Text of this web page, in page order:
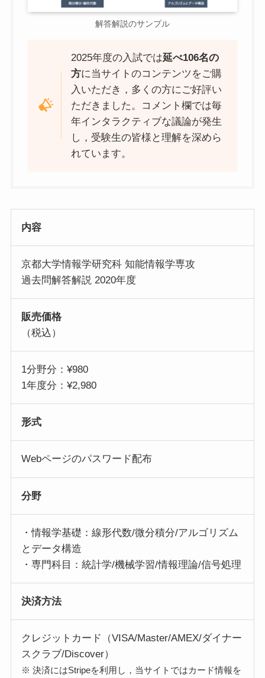
解答解説のサンプル
2025年度の入試では延べ106名の
方に当サイトのコンテンツをご購
入いただき，多くの方にご好評い
ただきました。コメント欄では毎
年インタラクティブな議論が発生
し，受験生の皆様と理解を深めら
れています。
内容
京都大学情報学研究科 知能情報学専攻
過去問解答解説 2020年度
販売価格
（税込）
1分野分：¥980
1年度分：¥2,980
形式
Webページのパスワード配布
分野
・情報学基礎：線形代数/微分積分/アルゴリズム
とデータ構造
・専門科目：統計学/機械学習/情報理論/信号処理
決済方法
クレジットカード（VISA/Master/AMEX/ダイナー
スクラブ/Discover）
※ 決済にはStripeを利用し，当サイトではカード情報を